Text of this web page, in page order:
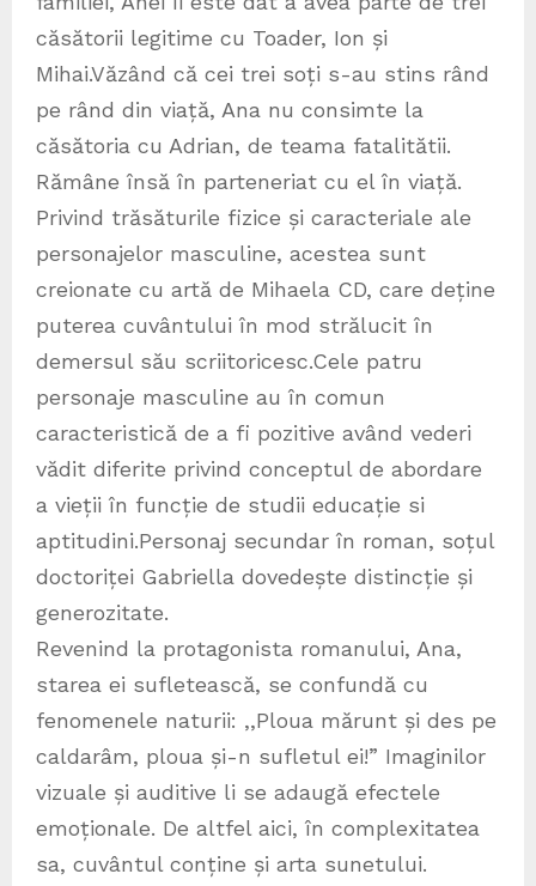
căsătorii legitime cu Toader, Ion și
Mihai.Văzând că cei trei soți s-au stins rând
pe rând din viață, Ana nu consimte la
căsătoria cu Adrian, de teama fatalitătii.
Rămâne însă în parteneriat cu el în viață.
Privind trăsăturile fizice și caracteriale ale
personajelor masculine, acestea sunt
creionate cu artă de Mihaela CD, care deține
puterea cuvântului în mod strălucit în
demersul său scriitoricesc.Cele patru
personaje masculine au în comun
caracteristică de a fi pozitive având vederi
vădit diferite privind conceptul de abordare
a vieții în funcție de studii educație si
aptitudini.Personaj secundar în roman, soțul
doctoriței Gabriella dovedește distincție și
generozitate.
Revenind la protagonista romanului, Ana,
starea ei sufletească, se confundă cu
fenomenele naturii: ,,Ploua mărunt și des pe
caldarâm, ploua și-n sufletul ei!” Imaginilor
vizuale și auditive li se adaugă efectele
emoționale. De altfel aici, în complexitatea
sa, cuvântul conține și arta sunetului.